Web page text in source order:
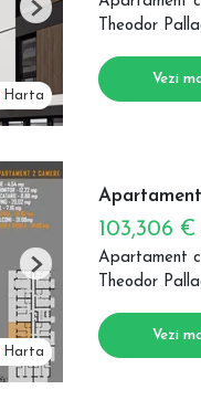
Harta
Next
Theodor
Vezi
Harta
Next
103,306 €
Apartament
Theodor
Vezi